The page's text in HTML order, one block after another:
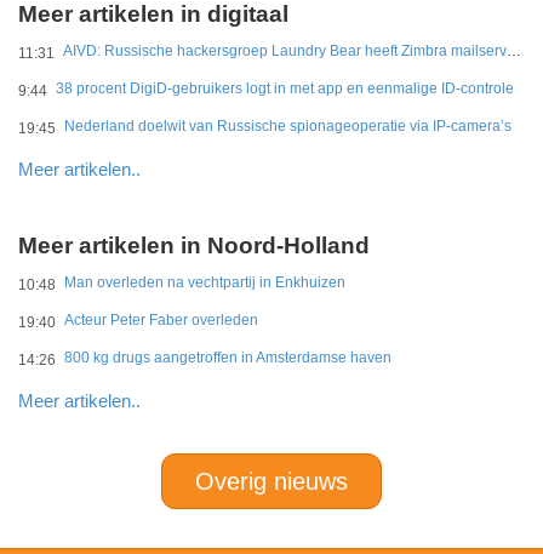
Meer artikelen in digitaal
11:31 AIVD: Russische hackersgroep Laundry Bear heeft Zimbra mailservers gehackt
9:44 38 procent DigiD-gebruikers logt in met app en eenmalige ID-controle
19:45 Nederland doelwit van Russische spionageoperatie via IP-camera’s
Meer artikelen..
Meer artikelen in Noord-Holland
10:48 Man overleden na vechtpartij in Enkhuizen
19:40 Acteur Peter Faber overleden
14:26 800 kg drugs aangetroffen in Amsterdamse haven
Meer artikelen..
Overig nieuws